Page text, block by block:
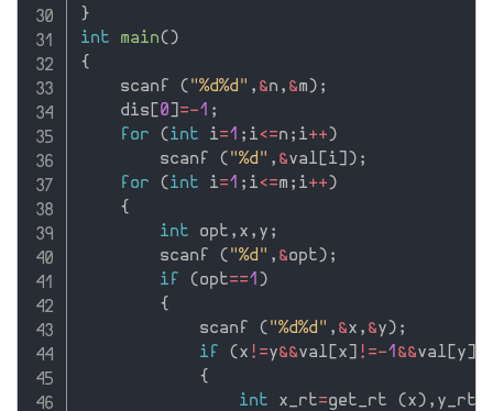
}
int
main( )
{
    scanf
( "%d%d" , &n , &m ) ;
    dis
0 =-1 ;
for
( int i=1 ; i<=n ; i++ )
        scanf
( "%d" , &val i ) ;
for
( int i=1 ; i<=m ; i++ )
{
int opt , x , y ;
        scanf
( "%d" , &opt ) ;
if
( opt==1 )
{
            scanf
( "%d%d" , &x , &y ) ;
if
( x !=y&&val x !=-1 &&val y
{
int x_rt=get_rt ( x ) , y_rt